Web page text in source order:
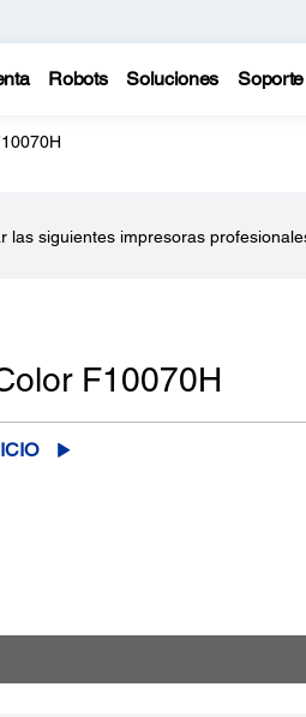
Robots Soluciones Soporte
las siguientes impresoras
F10070H